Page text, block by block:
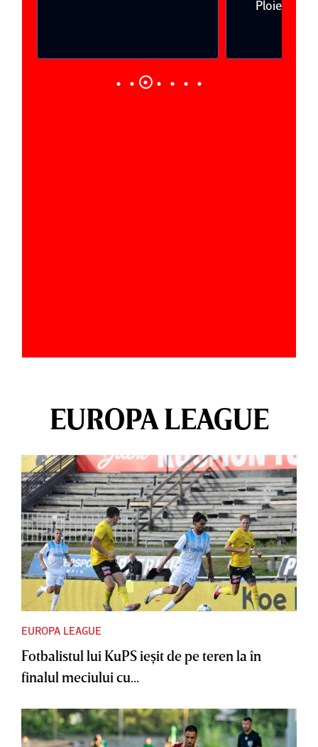
Ploieşti
EUROPA LEAGUE
EUROPA LEAGUE
Fotbalistul lui KuPS ieşit de pe teren la în
finalul meciului cu...